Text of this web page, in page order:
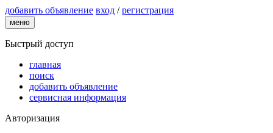
добавить объявление вход /регистрация
меню
Быстрый доступ
главная
поиск
добавить объявление
сервисная информация
Авторизация